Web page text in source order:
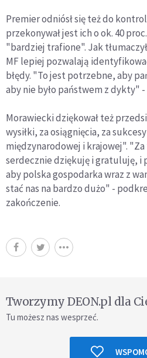
Premier odniósł się też do
przekonywał jest ich o ok. 40
"bardziej trafione". Jak
MF lepiej pozwalają
błędy. "To jest potrzebne, aby
aby nie było państwem z dykty"
Morawiecki dziękował też
wysiłki, za osiągnięcia, za
międzynarodowej i krajowej".
serdecznie dziękuję i gratuluję, i
aby polska gospodarka wraz z
stać nas na bardzo dużo" -
zakończenie.
Tworzymy DEON.pl dla
Tu możesz nas wesprzeć.